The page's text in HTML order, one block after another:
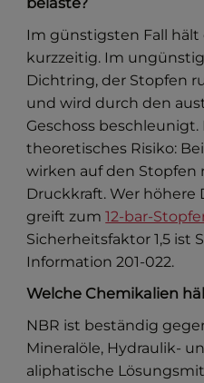
Im günstigsten Fall
kurzzeitig. Im
Dichtring, der Stopfen
und wird durch den
Geschoss beschleunigt.
theoretisches Risiko:
wirken auf den Stopfen
Druckkraft. Wer höhere
greift zum12-bar-
Sicherheitsfaktor 1,5 ist
Information 201-022.
Welche Chemikalien
NBR ist beständig
Mineralöle, Hydraulik-
aliphatische